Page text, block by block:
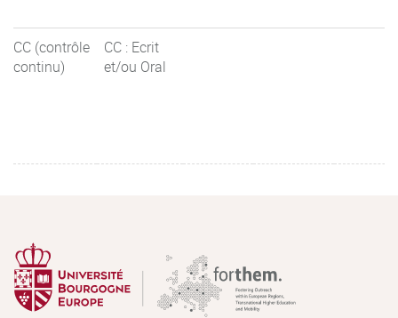
CC (contrôle
continu)
CC : Ecrit
et/ou Oral